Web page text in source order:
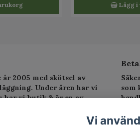
Lägg i
2005 med skötsel av
Under åren har vi
har vi butik & är en av
som
Vi